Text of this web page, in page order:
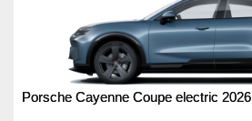
Porsche Cayenne Coupe electric 2026